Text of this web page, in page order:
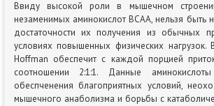
Ввиду высокой роли в мышечном
незаменимых аминокислот BCAA, нельзя быть
достаточности их получения из обычных
условиях повышенных физических нагрузок.
Hoffman обеспечит с каждой порцией
соотношении 2:1:1. Данные
обеспченения благоприятных условий,
мышечного анаболизма и борьбы с